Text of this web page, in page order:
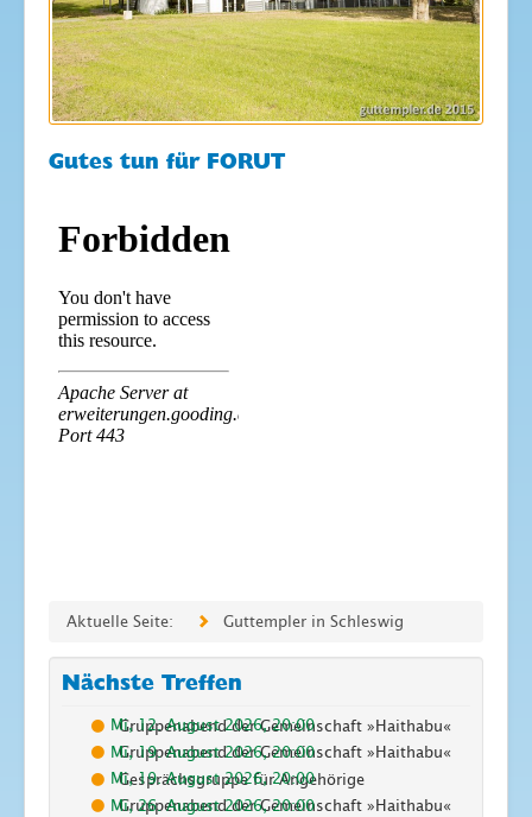
Gutes tun für FORUT
Aktuelle Seite: Guttempler in Schleswig
Nächste Treffen
Gruppenabend der Gemeinschaft »Haithabu«
Mi, 12. August 2026,20:00
Gruppenabend der Gemeinschaft »Haithabu«
Mi, 19. August 2026,20:00
Gesprächsgruppe für Angehörige
Mi, 19. August 2026,20:00
Gruppenabend der Gemeinschaft »Haithabu«
Mi, 26. August 2026,20:00